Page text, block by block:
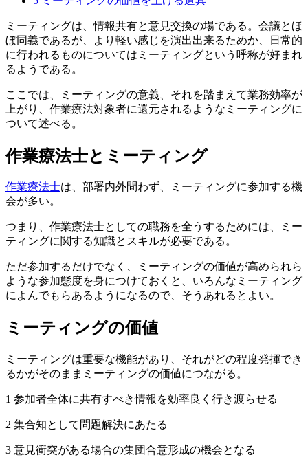
ミーティングは、情報共有と意見交換の場である。会議とほ
ぼ同義であるが、より軽い感じを演出出来るためか、日常的
に行われるものについてはミーティングという呼称が好まれ
るようである。
ここでは、ミーティングの意義、それを踏まえて業務効率が
上がり、作業療法対象者に還元されるようなミーティングに
ついて述べる。
作業療法士とミーティング
作業療法士は、部署内外問わず、ミーティングに参加する機
会が多い。
つまり、作業療法士としての職務を全うするためには、ミー
ティングに関する知識とスキルが必要である。
ただ参加するだけでなく、ミーティングの価値が高められら
ような参加態度を身につけておくと、いろんなミーティング
によんでもらあるようになるので、そうあれるとよい。
ミーティングの価値
ミーティングは重要な機能があり、それがどの程度発揮でき
るかがそのままミーティングの価値につながる。
1 参加者全体に共有すべき情報を効率良く行き渡らせる
2 集合知として問題解決にあたる
3 意見衝突がある場合の集団合意形成の機会となる